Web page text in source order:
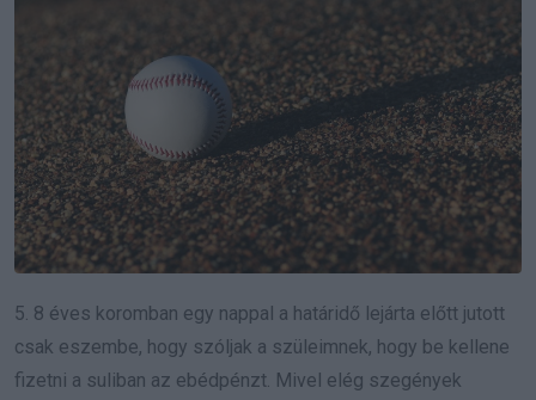
5. 8 éves koromban egy nappal a határidő lejárta előtt jutott
csak eszembe, hogy szóljak a szüleimnek, hogy be kellene
fizetni a suliban az ebédpénzt. Mivel elég szegények